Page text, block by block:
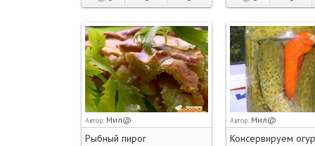
Автор: Мил@
Рыбный пирог
Автор: Мил@
Консервируем